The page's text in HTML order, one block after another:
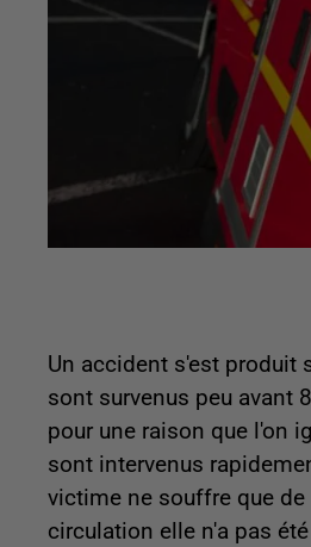
Un accident s'est produit
sont survenus peu avant
pour une raison que l'on
sont intervenus
victime ne souffre que de
circulation elle n'a pas été